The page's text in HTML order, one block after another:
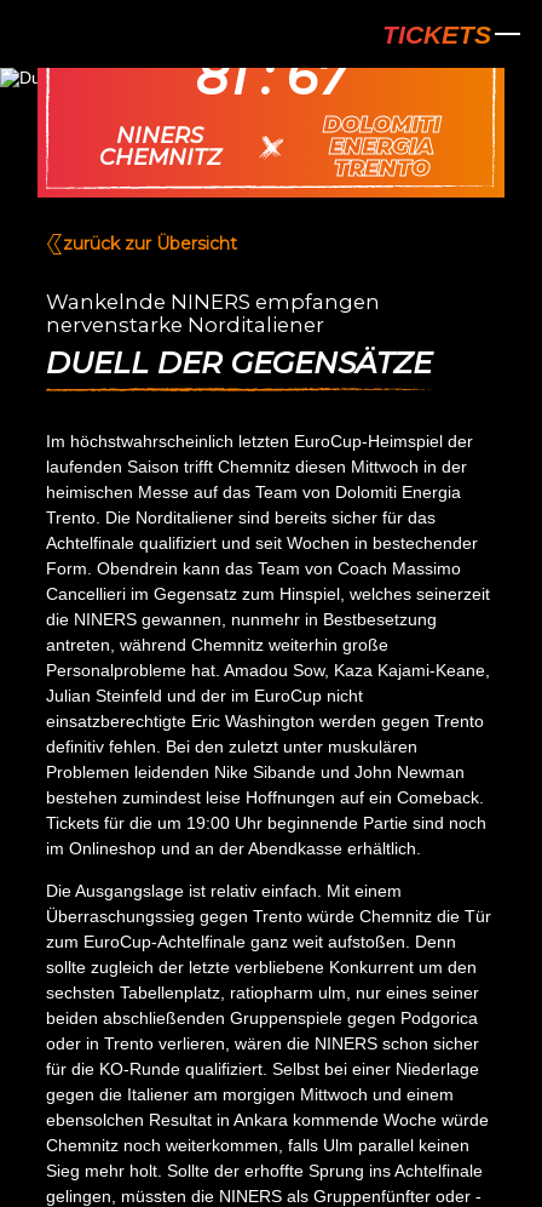
TICKETS
81 : 67
NINERS
CHEMNITZ vs.
DOLOMITI
ENERGIA
TRENTO
zurück zur Übersicht
Wankelnde NINERS empfangen
nervenstarke Norditaliener
DUELL DER GEGENSÄTZE
Im höchstwahrscheinlich letzten EuroCup-Heimspiel der
laufenden Saison trifft Chemnitz diesen Mittwoch in der
heimischen Messe auf das Team von Dolomiti Energia
Trento. Die Norditaliener sind bereits sicher für das
Achtelfinale qualifiziert und seit Wochen in bestechender
Form. Obendrein kann das Team von Coach Massimo
Cancellieri im Gegensatz zum Hinspiel, welches seinerzeit
die NINERS gewannen, nunmehr in Bestbesetzung
antreten, während Chemnitz weiterhin große
Personalprobleme hat. Amadou Sow, Kaza Kajami-Keane,
Julian Steinfeld und der im EuroCup nicht
einsatzberechtigte Eric Washington werden gegen Trento
definitiv fehlen. Bei den zuletzt unter muskulären
Problemen leidenden Nike Sibande und John Newman
bestehen zumindest leise Hoffnungen auf ein Comeback.
Tickets für die um 19:00 Uhr beginnende Partie sind noch
im Onlineshop und an der Abendkasse erhältlich.
Die Ausgangslage ist relativ einfach. Mit einem
Überraschungssieg gegen Trento würde Chemnitz die Tür
zum EuroCup-Achtelfinale ganz weit aufstoßen. Denn
sollte zugleich der letzte verbliebene Konkurrent um den
sechsten Tabellenplatz, ratiopharm ulm, nur eines seiner
beiden abschließenden Gruppenspiele gegen Podgorica
oder in Trento verlieren, wären die NINERS schon sicher
für die KO-Runde qualifiziert. Selbst bei einer Niederlage
gegen die Italiener am morgigen Mittwoch und einem
ebensolchen Resultat in Ankara kommende Woche würde
Chemnitz noch weiterkommen, falls Ulm parallel keinen
Sieg mehr holt. Sollte der erhoffte Sprung ins Achtelfinale
gelingen, müssten die NINERS als Gruppenfünfter oder -